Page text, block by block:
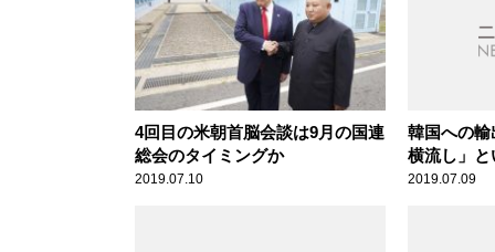
4回目の米朝首脳会談は9月の国連
総会のタイミングか
2019.07.10
韓国への
横流し」
2019.07.09